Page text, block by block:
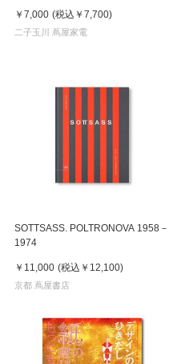
￥7,000 (税込 ￥7,700)
二子玉川 蔦屋家電
SOTTSASS. POLTRONOVA 1958－
1974
￥11,000 (税込 ￥12,100)
京都 蔦屋書店